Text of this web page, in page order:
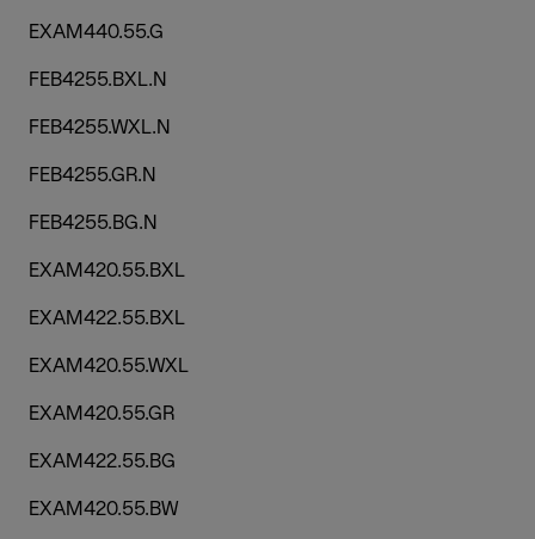
EXAM440.55.G
FEB4255.BXL.N
FEB4255.WXL.N
FEB4255.GR.N
FEB4255.BG.N
EXAM420.55.BXL
EXAM422.55.BXL
EXAM420.55.WXL
EXAM420.55.GR
EXAM422.55.BG
EXAM420.55.BW